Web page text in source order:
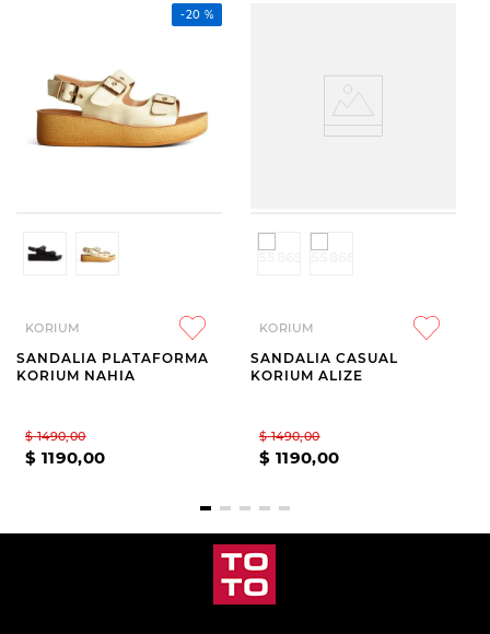
-20 %
KORIUM
SANDALIA PLATAFORMA
KORIUM NAHIA
$ 1490,00
$ 1190,00
KORIUM
SANDALIA CASUAL
KORIUM ALIZE
$ 1490,00
$ 1190,00